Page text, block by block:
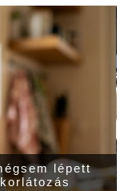
és
hőségtől a